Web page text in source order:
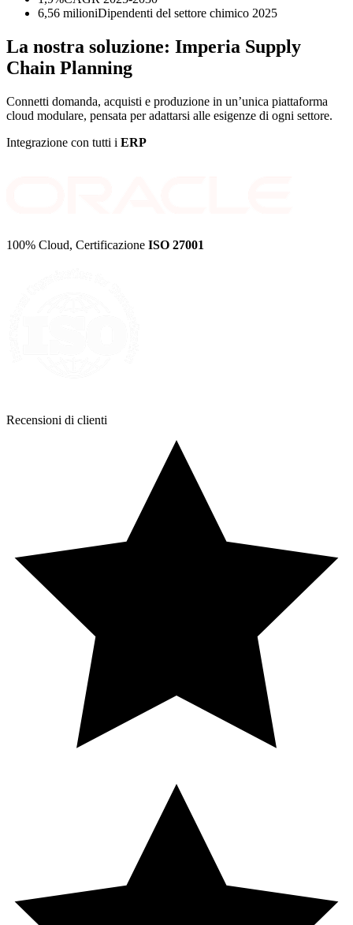
6,56 milioniDipendenti del settore chimico 2025
La nostra soluzione: Imperia Supply
Chain Planning
Connetti domanda, acquisti e produzione in un’unica piattaforma
cloud modulare, pensata per adattarsi alle esigenze di ogni settore.
Integrazione con tutti i ERP
100% Cloud, Certificazione ISO 27001
Recensioni di clienti